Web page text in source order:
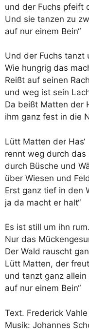
und der Fuchs pfeift
Und sie tanzen zu
auf nur einem Bein“
Und der Fuchs tanzt
Wie hungrig das
Reißt auf seinen
und weg ist sein
Da beißt Matten der
ihm ganz fest in die
Lütt Matten der Has‘
rennt weg durch das
durch Büsche und
über Wiesen und
Erst ganz tief in den
ja da macht er halt“
Es ist still um ihn rum.
Nur das
Der Wald rauscht
Lütt Matten, der
und tanzt ganz allein
auf nur einem Bein“
Text. Frederick Vahle
Musik: Johannes